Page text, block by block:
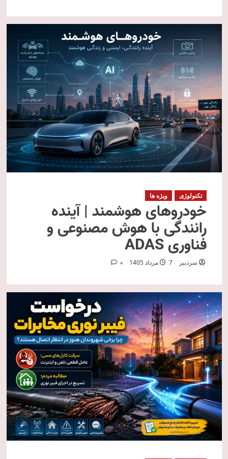
تکنولوژی ویژه ها
خودروهای هوشمند | آینده
رانندگی با هوش مصنوعی و
فناوری ADAS
سردبیر 7 مرداد 1405 0